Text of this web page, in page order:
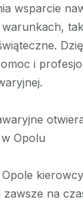
wsparcie
i
Opolu
na